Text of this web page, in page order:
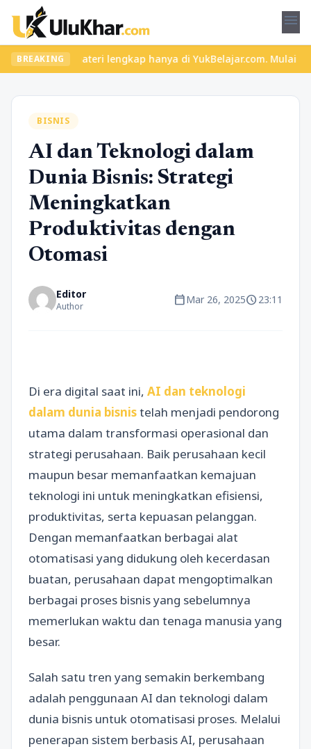
menu
BREAKING
dan materi lengkap hanya di YukBelajar.com. Mulai
BISNIS
AI dan Teknologi dalam
Dunia Bisnis: Strategi
Meningkatkan
Produktivitas dengan
Otomasi
Editor
Author calendar_todayMar 26, 2025schedule23:11
Di era digital saat ini, AI dan teknologi
dalam dunia bisnistelah menjadi pendorong
utama dalam transformasi operasional dan
strategi perusahaan. Baik perusahaan kecil
maupun besar memanfaatkan kemajuan
teknologi ini untuk meningkatkan efisiensi,
produktivitas, serta kepuasan pelanggan.
Dengan memanfaatkan berbagai alat
otomatisasi yang didukung oleh kecerdasan
buatan, perusahaan dapat mengoptimalkan
berbagai proses bisnis yang sebelumnya
memerlukan waktu dan tenaga manusia yang
besar.
Salah satu tren yang semakin berkembang
adalah penggunaan AI dan teknologi dalam
dunia bisnis untuk otomatisasi proses. Melalui
penerapan sistem berbasis AI, perusahaan